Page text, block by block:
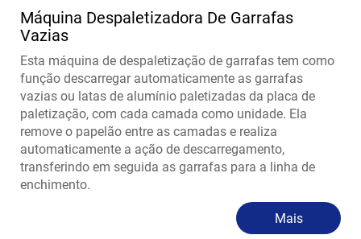
Máquina Despaletizadora De Garrafas
Vazias
Esta máquina de despaletização de garrafas tem como
função descarregar automaticamente as garrafas
vazias ou latas de alumínio paletizadas da placa de
paletização, com cada camada como unidade. Ela
remove o papelão entre as camadas e realiza
automaticamente a ação de descarregamento,
transferindo em seguida as garrafas para a linha de
enchimento.
Mais